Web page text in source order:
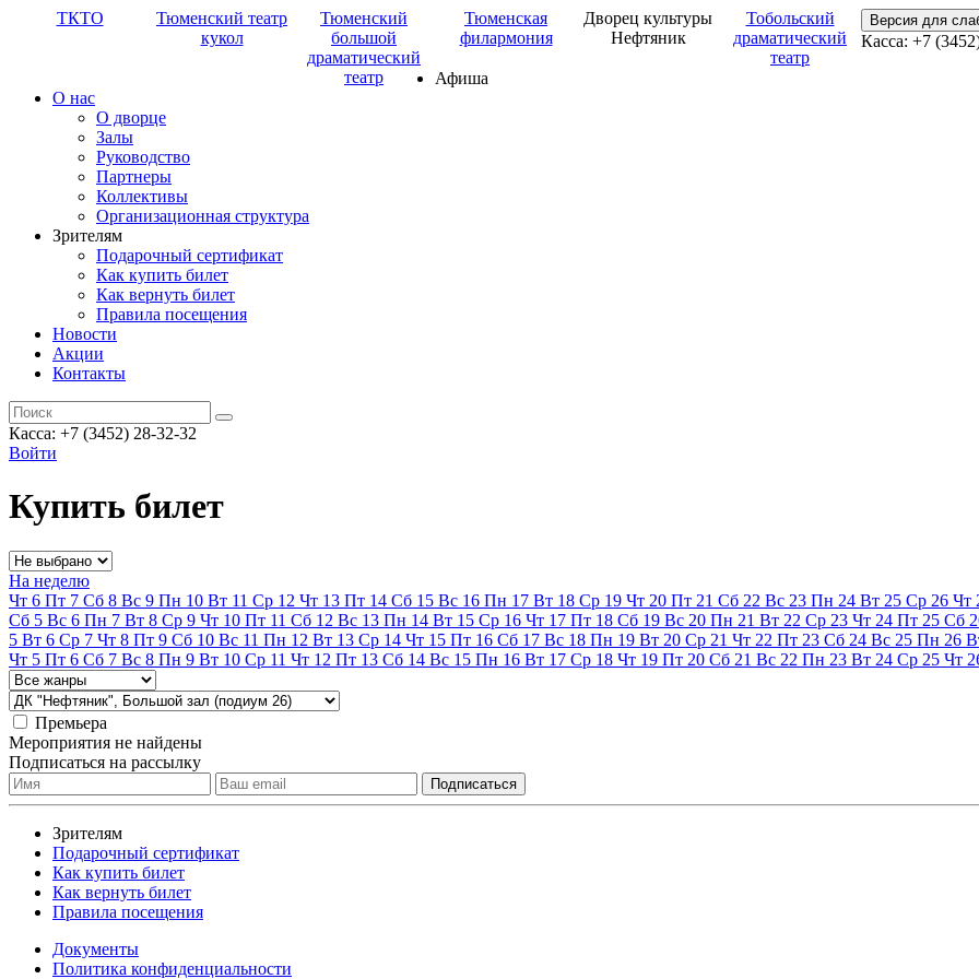
ТКТО
Тюменский театр
кукол
Тюменский
большой
драматический
театр
Тюменская
филармония
Дворец культуры
Нефтяник
Тобольский
драматический
театр
Версия для
Касса: +7
Афиша
О нас
О дворце
Залы
Руководство
Партнеры
Коллективы
Организационная структура
Зрителям
Подарочный сертификат
Как купить билет
Как вернуть билет
Правила посещения
Новости
Акции
Контакты
Касса: +7 (3452) 28-32-32
Войти
Купить билет
На неделю
Чт 6 Пт 7 Сб 8 Вс 9 Пн 10 Вт 11 Ср 12 Чт 13 Пт 14 Сб 15 Вс 16 Пн 17 Вт 18 Ср 19 Чт 20 Пт 21 Сб 22 Вс 23 Пн 24 Вт 25 Ср 26 Чт
Сб 5 Вс 6 Пн 7 Вт 8 Ср 9 Чт 10 Пт 11 Сб 12 Вс 13 Пн 14 Вт 15 Ср 16 Чт 17 Пт 18 Сб 19 Вс 20 Пн 21 Вт 22 Ср 23 Чт 24 Пт 25 Сб
5 Вт 6 Ср 7 Чт 8 Пт 9 Сб 10 Вс 11 Пн 12 Вт 13 Ср 14 Чт 15 Пт 16 Сб 17 Вс 18 Пн 19 Вт 20 Ср 21 Чт 22 Пт 23 Сб 24 Вс 25 Пн 26
Чт 5 Пт 6 Сб 7 Вс 8 Пн 9 Вт 10 Ср 11 Чт 12 Пт 13 Сб 14 Вс 15 Пн 16 Вт 17 Ср 18 Чт 19 Пт 20 Сб 21 Вс 22 Пн 23 Вт 24 Ср 25 Чт
Премьера
Мероприятия не найдены
Подписаться на рассылку
Зрителям
Подарочный сертификат
Как купить билет
Как вернуть билет
Правила посещения
Документы
Политика конфиденциальности